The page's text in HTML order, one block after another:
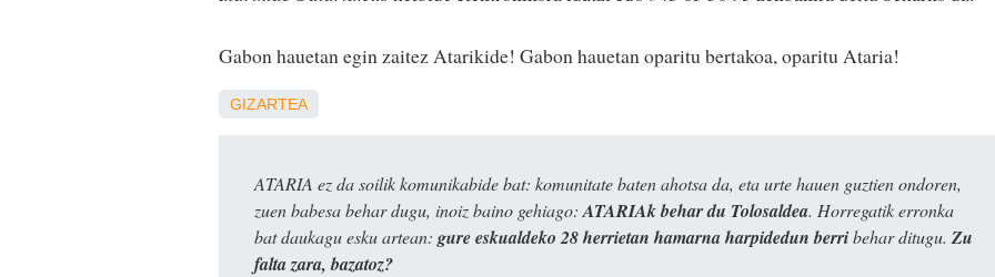
Gabon hauetan egin zaitez Atarikide! Gabon hauetan oparitu bertakoa, oparitu Ataria!
GIZARTEA
ATARIA ez da soilik komunikabide bat: komunitate baten ahotsa da, eta urte hauen guztien ondoren,
zuen babesa behar dugu, inoiz baino gehiago: ATARIAk behar du Tolosaldea. Horregatik erronka
bat daukagu esku artean: gure eskualdeko 28 herrietan hamarna harpidedun berribehar ditugu. Zu
falta zara, bazatoz?